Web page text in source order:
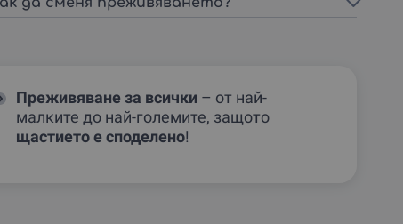
Преживяване за всички– от най-
малките до най-големите, защото
щастието е споделено!